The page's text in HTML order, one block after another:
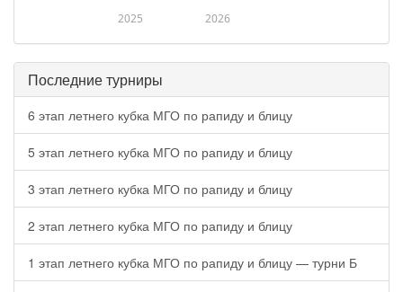
2025 2026
Последние турниры
6 этап летнего кубка МГО по рапиду и блицу
5 этап летнего кубка МГО по рапиду и блицу
3 этап летнего кубка МГО по рапиду и блицу
2 этап летнего кубка МГО по рапиду и блицу
1 этап летнего кубка МГО по рапиду и блицу — турни Б